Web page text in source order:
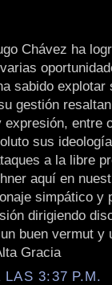
Chávez ha
sabido explotar
gestión
expresión, entre
sus
a la libre
aquí en
simpático y
dirigiendo
buen vermut y
Gracia
3:37 P.M.